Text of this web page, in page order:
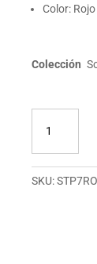
Color: Rojo
Colección
hombre
SoloToro
Clásico
SKU:STP7RO